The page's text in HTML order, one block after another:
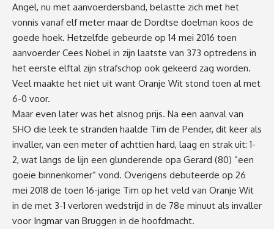
Angel, nu met aanvoerdersband, belastte zich met het
vonnis vanaf elf meter maar de Dordtse doelman koos de
goede hoek. Hetzelfde gebeurde op 14 mei 2016 toen
aanvoerder Cees Nobel in zijn laatste van 373 optredens in
het eerste elftal zijn strafschop ook gekeerd zag worden.
Veel maakte het niet uit want Oranje Wit stond toen al met
6-0 voor.
Maar even later was het alsnog prijs. Na een aanval van
SHO die leek te stranden haalde Tim de Pender, dit keer als
invaller, van een meter of achttien hard, laag en strak uit: 1-
2, wat langs de lijn een glunderende opa Gerard (80) ”een
goeie binnenkomer” vond. Overigens debuteerde op 26
mei 2018 de toen 16-jarige Tim op het veld van Oranje Wit
in de met 3-1 verloren wedstrijd in de 78e minuut als invaller
voor Ingmar van Bruggen in de hoofdmacht.